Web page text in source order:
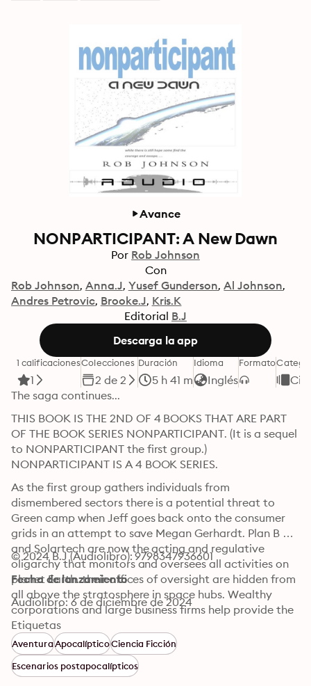
Avance
NONPARTICIPANT: A New Dawn
Por Rob Johnson
Con
Rob Johnson Anna.J Yusef Gunderson Al Johnson
Andres Petrovic Brooke.J Kris.K
Editorial B.J
Descarga la app
1 calificaciones
1
Colecciones
2 de 2
Duración
5 h 41 m
Idioma
Inglés
Formato
The saga continues...
THIS BOOK IS THE 2ND OF 4 BOOKS THAT ARE PART
OF THE BOOK SERIES NONPARTICIPANT. (It is a sequel
to NONPARTICIPANT the first group.)
NONPARTICIPANT IS A 4 BOOK SERIES.
As the first group gathers individuals from
dismembered sectors there is a potential threat to
Green camp when Jeff goes back onto the consumer
grids in an attempt to save Megan Gerhardt. Plan B
and Solartech are now the acting and regulative
oligarchy that monitors and oversees all activities on
planet Earth. their offices of oversight are hidden from
all above the stratosphere in space hubs. Wealthy
corporations and large business firms help provide the
necessary funding for this entity's extraterrestrial
missions. Some of the investors have returned home
from the missions and are bombarded by chaotic
factions of unruly civilians. Strict adherence to
© 2024 B.J (Audiolibro): 9798347936601
Fecha de lanzamiento
Audiolibro: 6 de diciembre de 2024
Etiquetas
AventuraApocalípticoCiencia Ficción
Escenarios postapocalípticos